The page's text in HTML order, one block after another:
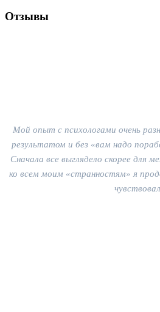
Отзывы
Мой опыт с психологами очень
результатом и без «вам надо
Сначала все выглядело скорее для
ко всем моим «странностям» я